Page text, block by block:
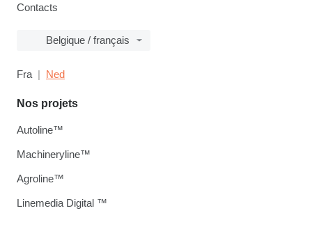
Contacts
Belgique / français
Fra Ned
Nos projets
Autoline™
Machineryline™
Agroline™
Linemedia Digital ™